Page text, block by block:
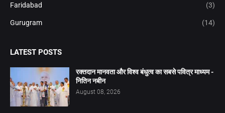
Faridabad (3)
Gurugram (14)
LATEST POSTS
रक्तदान मानवता और विश्व बंधुत्व का सबसे पवित्र माध्यम -
नितिन नबीन
August 08, 2026